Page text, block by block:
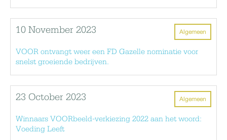
Algemeen
10 November 2023
VOOR ontvangt weer een FD Gazelle nominatie voor
snelst groeiende bedrijven.
Algemeen
23 October 2023
Winnaars VOORbeeld-verkiezing 2022 aan het woord:
Voeding Leeft